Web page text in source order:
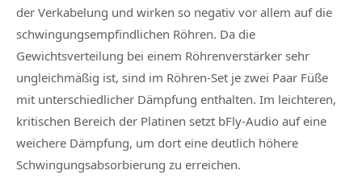
der Verkabelung und wirken so negativ vor allem auf die
schwingungsempfindlichen Röhren. Da die
Gewichtsverteilung bei einem Röhrenverstärker sehr
ungleichmäßig ist, sind im Röhren-Set je zwei Paar Füße
mit unterschiedlicher Dämpfung enthalten. Im leichteren,
kritischen Bereich der Platinen setzt bFly-Audio auf eine
weichere Dämpfung, um dort eine deutlich höhere
Schwingungsabsorbierung zu erreichen.